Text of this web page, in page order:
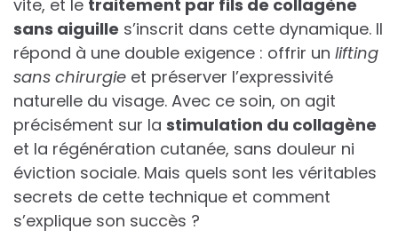
vite, et le traitement par fils de collagène
sans aiguille s’inscrit dans cette dynamique. Il
répond à une double exigence : offrir un lifting
sans chirurgie et préserver l’expressivité
naturelle du visage. Avec ce soin, on agit
précisément sur la stimulation du collagène
et la régénération cutanée, sans douleur ni
éviction sociale. Mais quels sont les véritables
secrets de cette technique et comment
s’explique son succès ?